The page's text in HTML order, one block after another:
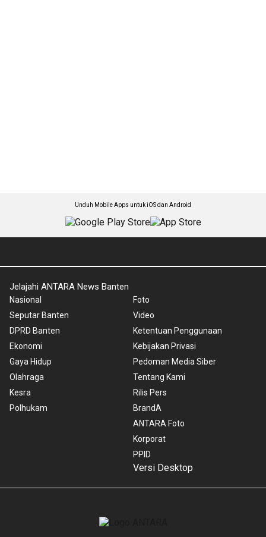
Unduh Mobile Apps untuk iOS dan Android
Jelajahi ANTARA News Banten
Nasional
Seputar Banten
DPRD Banten
Ekonomi
Gaya Hidup
Olahraga
Kesra
Polhukam
Foto
Video
Ketentuan Penggunaan
Kebijakan Privasi
Pedoman Media Siber
Tentang Kami
Rilis Pers
BrandA
ANTARA Foto
Korporat
PPID
Versi Desktop